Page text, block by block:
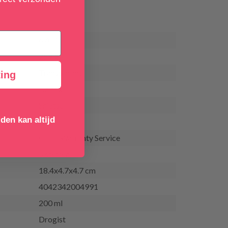
259 g
Unisex
Good Warranty Service
18.4x4.7x4.7 cm
4042342004991
200 ml
Drogist
kan altijd